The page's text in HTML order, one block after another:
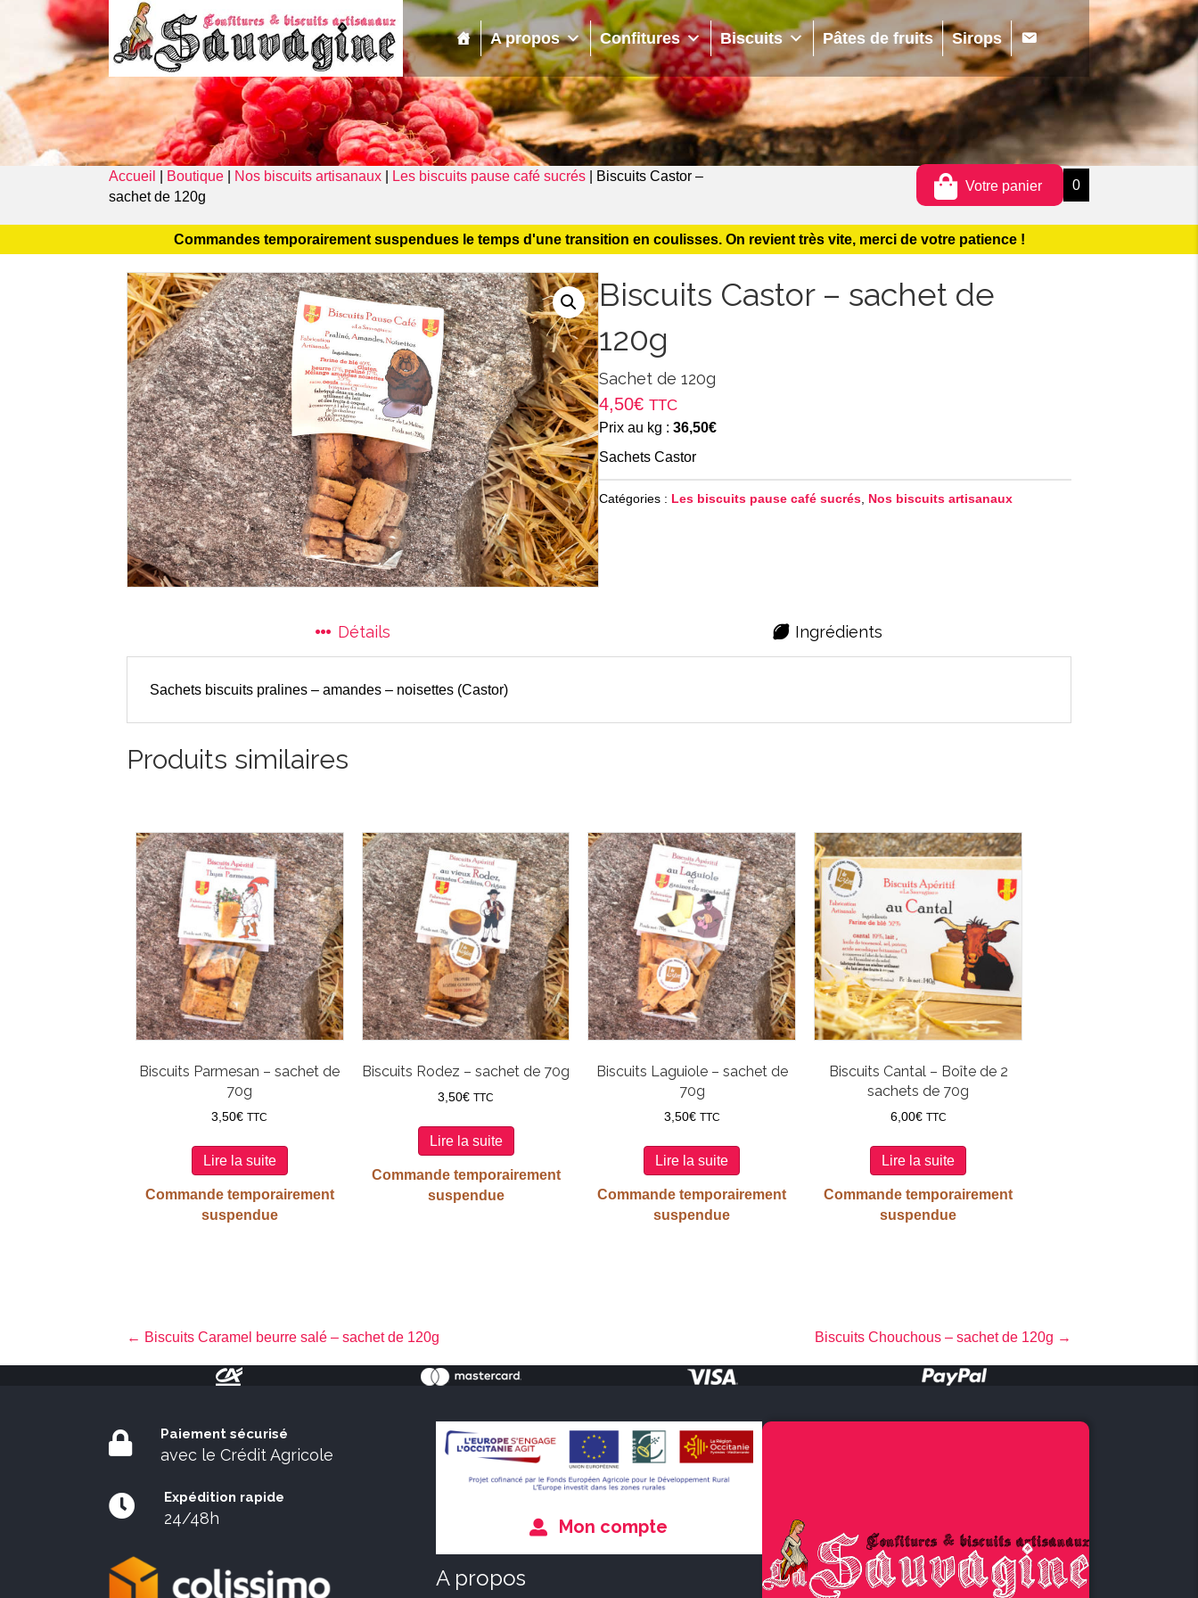
A propos Confitures Biscuits Pâtes de fruits Sirops
A propos Confitures Biscuits Pâtes de fruits Sirops
Accueil Boutique Nos biscuits artisanaux Les biscuits pause café sucrés
Biscuits Castor –
sachet de 120g
Votre panier 0
Commandes temporairement suspendues le temps d'une transition en coulisses. On revient très vite, merci de votre patience !
Biscuits Castor – sachet de
120g
Sachet de 120g
4,50€ TTC
Prix au kg : 36,50€
Sachets Castor
Catégories : Les biscuits pause café sucrés Nos biscuits artisanaux
Détails Ingrédients
Sachets biscuits pralines – amandes – noisettes (Castor)
Produits similaires
Biscuits Parmesan – sachet de
70g
3,50€ TTC
Lire la suite
Commande temporairement
suspendue
Biscuits Rodez – sachet de 70g
3,50€ TTC
Lire la suite
Commande temporairement
suspendue
Biscuits Laguiole – sachet de
70g
3,50€ TTC
Lire la suite
Commande temporairement
suspendue
Biscuits Cantal – Boîte de 2
sachets de 70g
6,00€ TTC
Lire la suite
Commande temporairement
suspendue
Posts
navigation
← Biscuits Caramel beurre salé – sachet de 120g Biscuits Chouchous – sachet de 120g →
Paiement sécurisé
avec le Crédit Agricole
Expédition rapide
24/48h Mon compte
A propos